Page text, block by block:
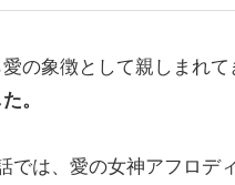
の象徴として親しまれて
。
では、愛の女神アフロデ